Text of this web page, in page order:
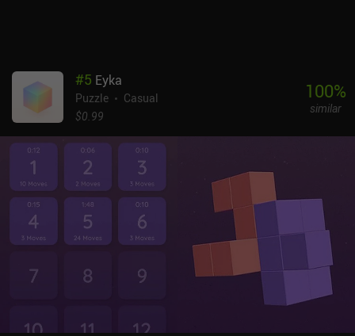
#5 Eyka
Puzzle
Casual
$0.99
100%
similar